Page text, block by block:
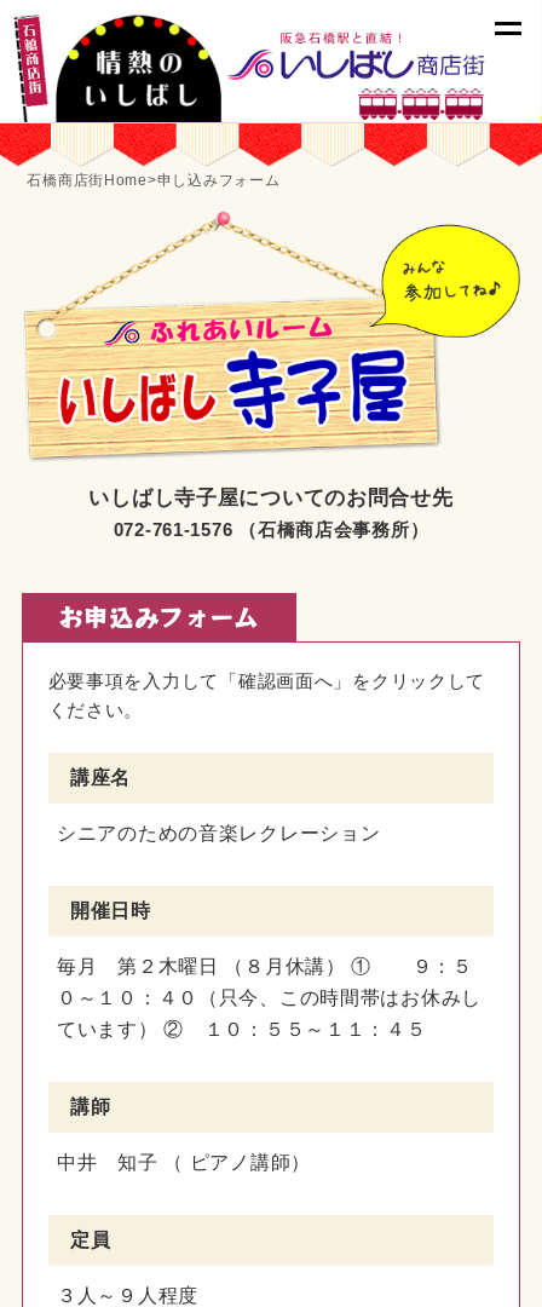
石橋商店街Home>申し込みフォーム
いしばし寺子屋についてのお問合せ先
072-761-1576 （石橋商店会事務所）
お申込みフォーム
必要事項を入力して「確認画面へ」をクリックして
ください。
講座名
シニアのための音楽レクレーション
開催日時
毎月 第２木曜日 （８月休講） ① ９：５
０～１０：４０（只今、この時間帯はお休みし
ています） ② １０：５５～１１：４５
講師
中井 知子 （ ピアノ講師）
定員
３人～９人程度